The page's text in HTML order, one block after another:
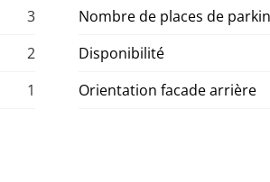
3 Nombre de places de
2 Disponibilité
1 Orientation facade arrière